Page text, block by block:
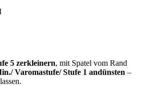
5 zerkleinern, mit Spatel vom Rand
Varomastufe/ Stufe 1 andünsten –